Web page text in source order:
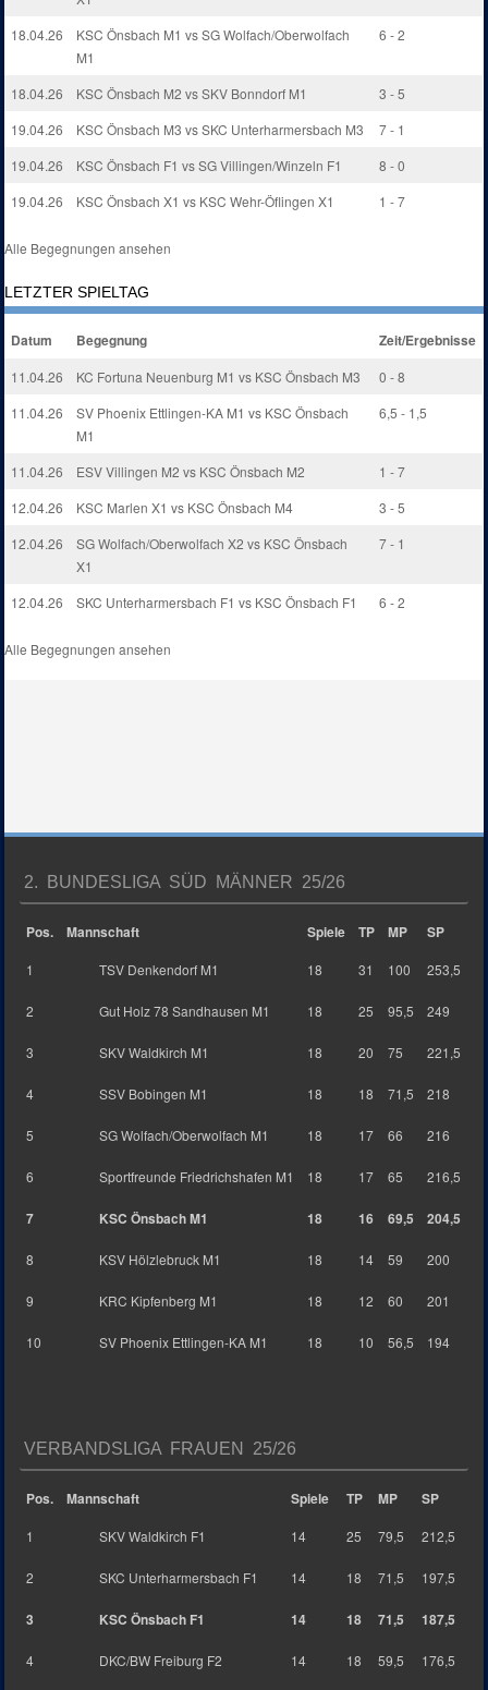
18.04.26
KSC Önsbach M1 vs SG Wolfach/Oberwolfach
M1
6 - 2
18.04.26 KSC Önsbach M2 vs SKV Bonndorf M1
3 - 5
19.04.26
KSC Önsbach M3 vs SKC Unterharmersbach M3
7 - 1
19.04.26
KSC Önsbach F1 vs SG Villingen/Winzeln F1
8 - 0
19.04.26
KSC Önsbach X1 vs KSC Wehr-Öflingen X1 1 - 7
Alle Begegnungen ansehen
LETZTER SPIELTAG
Datum Begegnung Zeit/Ergebnisse
11.04.26 KC Fortuna Neuenburg M1 vs KSC Önsbach M3
0 - 8
11.04.26
SV Phoenix Ettlingen-KA M1 vs KSC Önsbach
M1
6,5 - 1,5
11.04.26 ESV Villingen M2 vs KSC Önsbach M2
1 - 7
12.04.26
KSC Marlen X1 vs KSC Önsbach M4
3 - 5
12.04.26
SG Wolfach/Oberwolfach X2 vs KSC Önsbach
X1
7 - 1
12.04.26 SKC Unterharmersbach F1 vs KSC Önsbach F1 6 - 2
Alle Begegnungen ansehen
2. BUNDESLIGA SÜD MÄNNER 25/26
Pos. Mannschaft Spiele TP MP SP
1 TSV Denkendorf M1 18 31 100 253,5
2 Gut Holz 78 Sandhausen M1 18 25 95,5 249
3 SKV Waldkirch M1 18 20 75 221,5
4 SSV Bobingen M1 18 18 71,5 218
5 SG Wolfach/Oberwolfach M1 18 17 66 216
6 Sportfreunde Friedrichshafen M1 18 17 65 216,5
7 KSC Önsbach M1 18 16 69,5 204,5
8 KSV Hölzlebruck M1 18 14 59 200
9 KRC Kipfenberg M1 18 12 60 201
10 SV Phoenix Ettlingen-KA M1 18 10 56,5 194
VERBANDSLIGA FRAUEN 25/26
Pos. Mannschaft Spiele TP MP SP
1 SKV Waldkirch F1 14 25 79,5 212,5
2 SKC Unterharmersbach F1 14 18 71,5 197,5
3 KSC Önsbach F1 14 18 71,5 187,5
4 DKC/BW Freiburg F2 14 18 59,5 176,5